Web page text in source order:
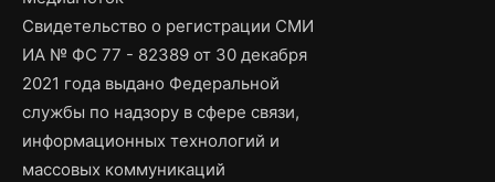
Свидетельство о регистрации СМИ
ИА № ФС 77 - 82389 от 30 декабря
2021 года выдано Федеральной
службы по надзору в сфере связи,
информационных технологий и
массовых коммуникаций